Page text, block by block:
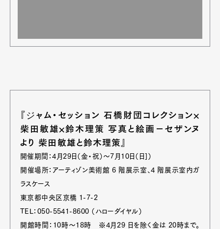
『ジャム・セッション 石橋財団コレクション×
柴田敏雄×鈴木理策 写真と絵画−セザンヌ
より 柴田敏雄と鈴木理策』
開催期間：4月29日（金・祝）〜7月10日（日]）
開催場所：アーティゾン美術館 6 階展示室、4 階展示室内ガ
ラスケース
東京都中央区京橋 1-7-2
TEL：050-5541-8600 （ハローダイヤル）
開館時間：10時〜18時 ※4月29 日を除く金は 20時まで。